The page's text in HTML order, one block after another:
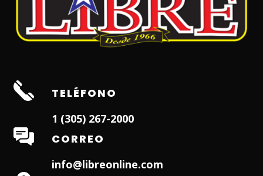
TELÉFONO
1 (305) 267-2000
CORREO
info@libreonline.com